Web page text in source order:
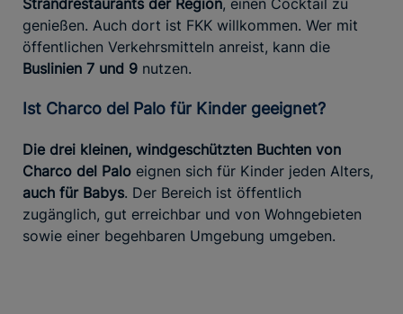
genießen. Auch dort ist FKK willkommen. Wer mit
öffentlichen Verkehrsmitteln anreist, kann die
Buslinien 7 und 9 nutzen.
Ist Charco del Palo für Kinder geeignet?
Die drei kleinen, windgeschützten Buchten von
Charco del Palo eignen sich für Kinder jeden Alters,
auch für Babys. Der Bereich ist öffentlich
zugänglich, gut erreichbar und von Wohngebieten
sowie einer begehbaren Umgebung umgeben.